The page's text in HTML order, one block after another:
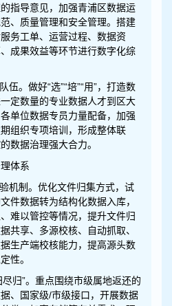
指导意见，加强青浦区数据运
、质量管理和安全管理。搭建
务工单、运营过程、数据资
成果效益等环节进行数字化综
伍。做好“选”“培”“用”，打造数
定数量的专业数据人才到区大
单位数据专员力量配备，加强
组织专项培训，形成整体联
数据治理强大合力。
体系
机制。优化文件归集方式，试
件数据转为结构化数据入库，
难以管控等情况，提升文件归
共享、多源校核、自动抓取、
生产端校核能力，提高源头数
性。
归”。重点围绕市级属地返还的
、国家级/市级接口，开展数据